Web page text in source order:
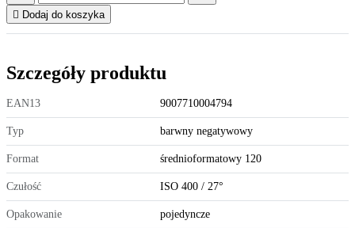
 Dodaj do koszyka
Szczegóły produktu
EAN13 9007710004794
Typ barwny negatywowy
Format średnioformatowy 120
Czułość ISO 400 / 27°
Opakowanie pojedyncze